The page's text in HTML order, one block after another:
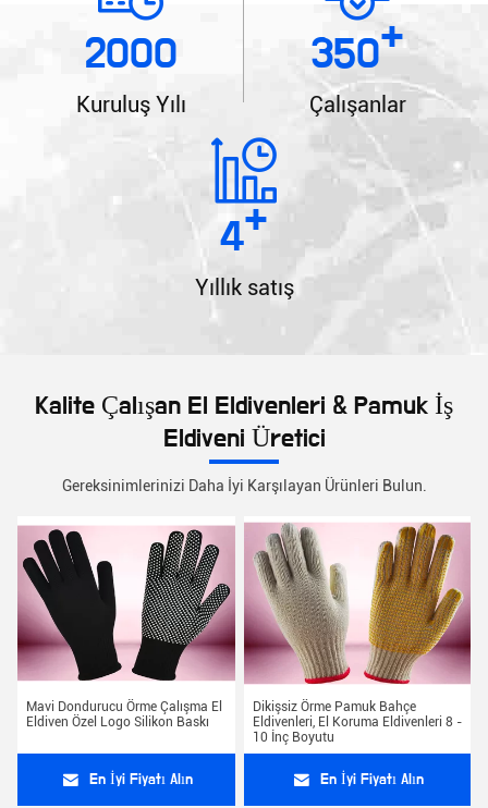
2000
Kuruluş Yılı
350+
Çalışanlar
4+
Yıllık satış
Kalite Çalışan El Eldivenleri & Pamuk İş
Eldiveni Üretici
Gereksinimlerinizi Daha İyi Karşılayan Ürünleri Bulun.
Mavi Dondurucu Örme Çalışma El
Eldiven Özel Logo Silikon Baskı
En İyi Fiyatı Alın
Dikişsiz Örme Pamuk Bahçe
Eldivenleri, El Koruma Eldivenleri 8 -
10 İnç Boyutu
En İyi Fiyatı Alın